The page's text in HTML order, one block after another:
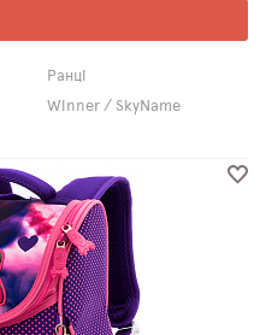
Ранці
Winner / SkyName